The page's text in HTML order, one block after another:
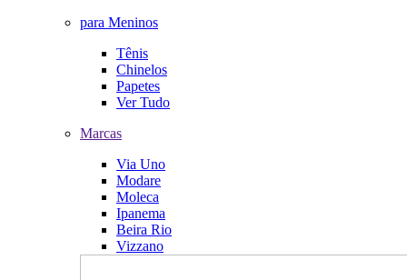
para Meninos
Tênis
Chinelos
Papetes
Ver Tudo
Marcas
Via Uno
Modare
Moleca
Ipanema
Beira Rio
Vizzano